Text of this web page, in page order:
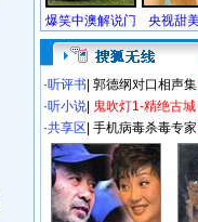
·听评书 郭德纲对口相声集
·听小说 鬼吹灯1-精绝古城
·共享区 手机病毒杀毒专家